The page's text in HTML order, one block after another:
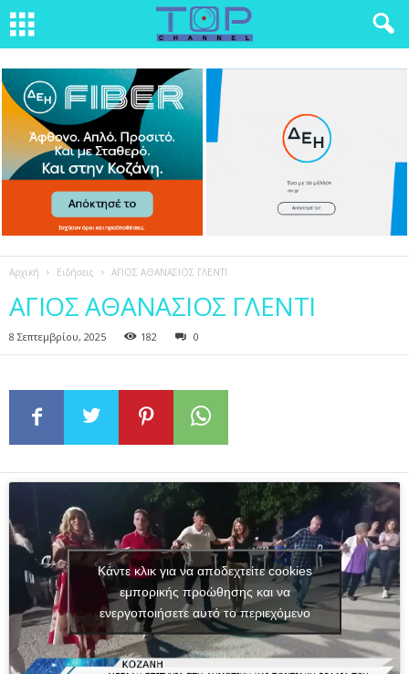
Αρχική Ειδήσεις ΑΓΙΟΣ ΑΘΑΝΑΣΙΟΣ ΓΛΕΝΤΙ
ΑΓΙΟΣ ΑΘΑΝΑΣΙΟΣ ΓΛΕΝΤΙ
8 Σεπτεμβρίου, 2025 182 0
Κάντε κλικ για να αποδεχτείτε cookies
εμπορικής προώθησης και να
ενεργοποιήσετε αυτό το περιεχόμενο